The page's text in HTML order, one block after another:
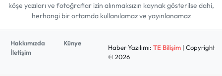
köşe yazıları ve fotoğraflar izin alınmaksızın kaynak gösterilse dahi,
herhangi bir ortamda kullanılamaz ve yayınlanamaz
Hakkımızda
Künye
İletişim
Haber Yazılımı: TE Bilişim| Copyright
© 2026